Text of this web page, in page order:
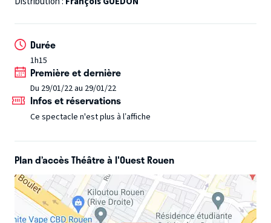
secrètement à l’improbable réconciliation entre Racine et
Nabilla, François Guédon, chroniqueur sur EUROPE 1 dans
l’émission d’Anne Roumanoff, vous livre son humour
teinté de finesse avec la touche d’impertinence qui
convient…
Durée
1h15
Première et dernière
Du 29/01/22 au 29/01/22
Infos et réservations
Ce spectacle n'est plus à l’affiche
Plan d’accès Théâtre à l'Ouest Rouen